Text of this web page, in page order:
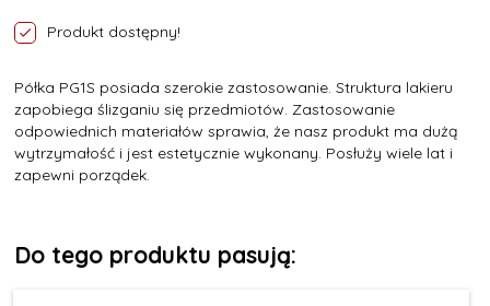
Produkt dostępny!
Półka PG1S posiada szerokie zastosowanie. Struktura lakieru
zapobiega ślizganiu się przedmiotów. Zastosowanie
odpowiednich materiałów sprawia, że nasz produkt ma dużą
wytrzymałość i jest estetycznie wykonany. Posłuży wiele lat i
zapewni porządek.
Do tego produktu pasują: